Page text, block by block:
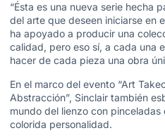
“Ésta es una nueva serie hecha
del arte que deseen iniciarse en
ha apoyado a producir una
calidad, pero eso sí, a cada una
hacer de cada pieza una obra
En el marco del evento “Art
Abstracción”, Sinclair también
mundo del lienzo con
colorida personalidad.